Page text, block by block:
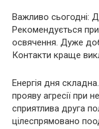
Важливо сьогодні:
Рекомендується
освячення. Дуже
Контакти краще
Енергія дня
прояву агресії при
сприятлива друга
цілеспрямовано